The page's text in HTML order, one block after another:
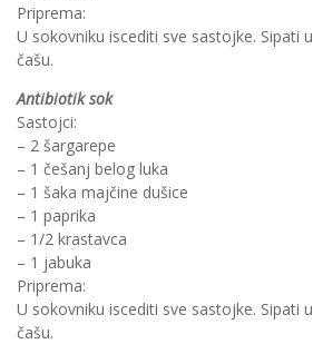
Priprema:
U sokovniku iscediti sve sastojke. Sipati u
čašu.
Antibiotik sok
Sastojci:
– 2 šargarepe
– 1 češanj belog luka
– 1 šaka majčine dušice
– 1 paprika
– 1/2 krastavca
– 1 jabuka
Priprema:
U sokovniku iscediti sve sastojke. Sipati u
čašu.